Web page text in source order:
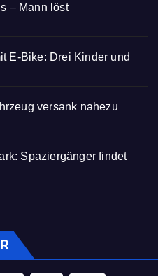
– Mann löst
E-Bike: Drei Kinder und
versank nahezu
Spaziergänger findet